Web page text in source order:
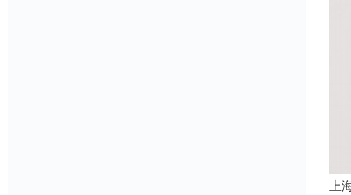
上